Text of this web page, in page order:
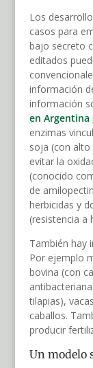
Los
casos para
bajo secreto
editados
información
información
en Argentina
enzimas
soja (con
evitar la
(conocido
de
herbicidas y
(resistencia a
También hay
Por ejemplo
bovina (con
tilapias),
caballos.
producir
Un modelo